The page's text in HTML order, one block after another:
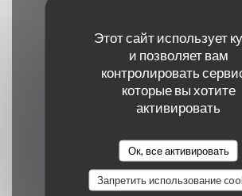
Этот сайт использует
и позволяет вам
контролировать
которые вы хотите
активировать
Ок, все активировать
Запретить использование
Услуги
Доступ для инвалидов,
Способы оплаты
Apple Pay, Paiement Sans
Mastercard, ресторан Titres,
средства, виза, проверки,